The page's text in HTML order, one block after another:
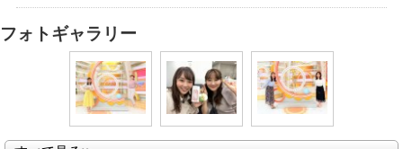
フォトギャラリー